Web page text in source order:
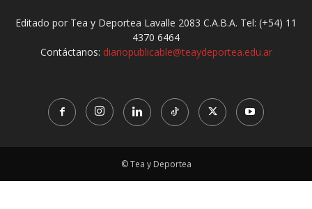
Editado por Tea y Deportea Lavalle 2083 C.A.B.A. Tel: (+54) 11
4370 6464
Contáctanos: diariopublicable@teaydeportea.edu.ar
© Tea y Deportea